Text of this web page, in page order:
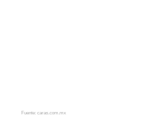
Fuente: caras.com.mx